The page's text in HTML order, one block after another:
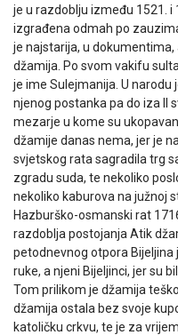
je u razdoblju između 1521. i
izgrađena odmah po
je najstarija, u
džamija. Po svom vakifu
je ime Sulejmanija. U narodu
njenog postanka pa do iza II
mezarje u kome su
džamije danas nema, jer je
svjetskog rata sagradila trg
zgradu suda, te nekoliko
nekoliko kaburova na južnoj
Hazburško-osmanski rat
razdoblja postojanja Atik
petodnevnog otpora Bijeljina
ruke, a njeni Bijeljinci, jer su
Tom prilikom je džamija
džamija ostala bez svoje
katoličku crkvu, te je za